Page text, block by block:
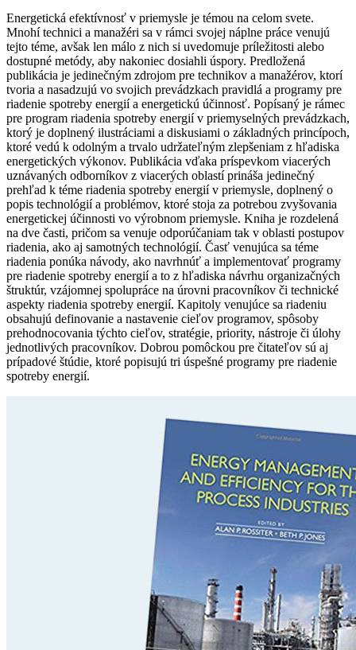
Energetická efektívnosť v priemysle je témou na celom svete.
Mnohí technici a manažéri sa v rámci svojej náplne práce venujú
tejto téme, avšak len málo z nich si uvedomuje príležitosti alebo
dostupné metódy, aby nakoniec dosiahli úspory. Predložená
publikácia je jedinečným zdrojom pre technikov a manažérov, ktorí
tvoria a nasadzujú vo svojich prevádzkach pravidlá a programy pre
riadenie spotreby energií a energetickú účinnosť. Popísaný je rámec
pre program riadenia spotreby energií v priemyselných prevádzkach,
ktorý je doplnený ilustráciami a diskusiami o základných princípoch,
ktoré vedú k odolným a trvalo udržateľným zlepšeniam z hľadiska
energetických výkonov. Publikácia vďaka príspevkom viacerých
uznávaných odborníkov z viacerých oblastí prináša jedinečný
prehľad k téme riadenia spotreby energií v priemysle, doplnený o
popis technológií a problémov, ktoré stoja za potrebou zvyšovania
energetickej účinnosti vo výrobnom priemysle. Kniha je rozdelená
na dve časti, pričom sa venuje odporúčaniam tak v oblasti postupov
riadenia, ako aj samotných technológií. Časť venujúca sa téme
riadenia ponúka návody, ako navrhnúť a implementovať programy
pre riadenie spotreby energií a to z hľadiska návrhu organizačných
štruktúr, vzájomnej spolupráce na úrovni pracovníkov či technické
aspekty riadenia spotreby energií. Kapitoly venujúce sa riadeniu
obsahujú definovanie a nastavenie cieľov programov, spôsoby
prehodnocovania týchto cieľov, stratégie, priority, nástroje či úlohy
jednotlivých pracovníkov. Dobrou pomôckou pre čitateľov sú aj
prípadové štúdie, ktoré popisujú tri úspešné programy pre riadenie
spotreby energií.